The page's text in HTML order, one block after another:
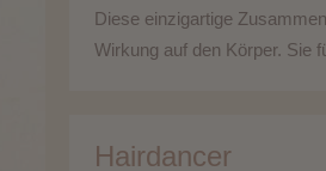
Diese einzigartige
Wirkung auf den Körper. Sie
Hairdancer